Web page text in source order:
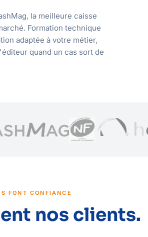
la meilleure caisse
Formation technique
adaptée à votre métier,
quand un cas sort de
FONT CONFIANCE
nos clients.